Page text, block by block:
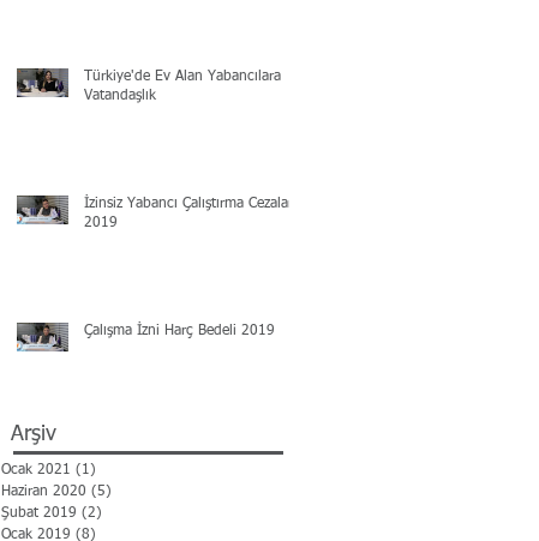
Türkiye'de Ev Alan Yabancılara
Vatandaşlık
İzinsiz Yabancı Çalıştırma Cezaları
2019
Çalışma İzni Harç Bedeli 2019
Arşiv
Ocak 2021 (1)
Haziran 2020 (5)
Şubat 2019 (2)
Ocak 2019 (8)